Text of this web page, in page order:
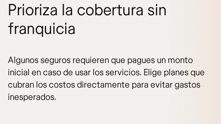
Prioriza la cobertura sin
franquicia
Algunos seguros requieren que pagues un monto
inicial en caso de usar los servicios. Elige planes que
cubran los costos directamente para evitar gastos
inesperados.